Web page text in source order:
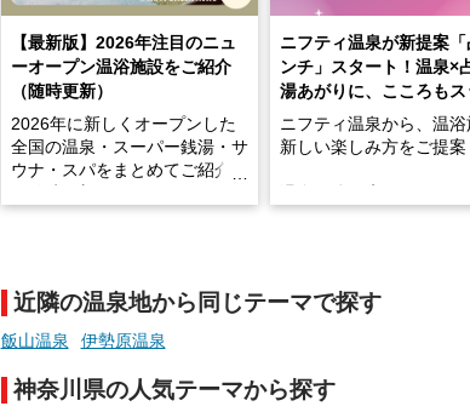
【最新版】2026年注目のニュ
ーオープン温浴施設をご紹介
（随時更新）
2026年に新しくオープンした
全国の温泉・スーパー銭湯・サ
ウナ・スパをまとめてご紹介！
います。
現地取材記事もあわせて紹介し
ていますので、気になる施設は
ぜひチェックして次のおでかけ
先の参考にしてみてください
ニフティ温泉が新提案
ンチ」スタート！温泉×
湯あがりに、こころもス
ニフティ温泉から、温
新しい楽しみ方をご提案
手相やタロットなど気軽
近隣の温泉地から同じテーマで探す
飯山温泉 伊勢原温泉
神奈川県の人気テーマから探す